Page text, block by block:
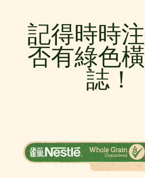
記得時時
否有綠色
誌！